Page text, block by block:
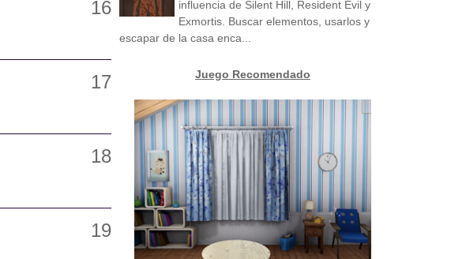
influencia de Silent Hill, Resident Evil y
Exmortis. Buscar elementos, usarlos y
escapar de la casa enca...
Juego Recomendado